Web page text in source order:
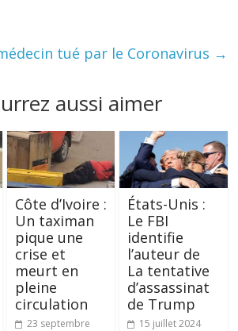
tué par le Coronavirus →
aussi aimer
Côte d’Ivoire :
Un taximan
pique une
crise et
meurt en
pleine
circulation
23 septembre
États-Unis :
Le FBI
identifie
l’auteur de
La tentative
d’assassinat
de Trump
15 juillet 2024